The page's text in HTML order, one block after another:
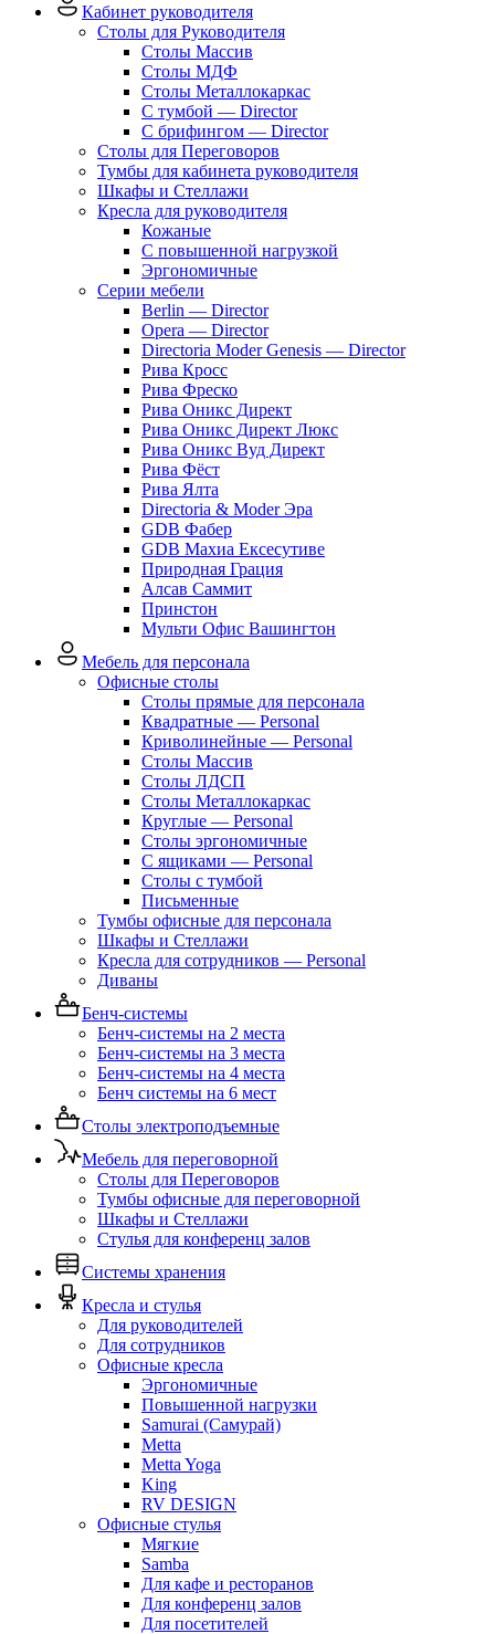
Кабинет руководителя
Столы для Руководителя
Столы Массив
Столы МДФ
Столы Металлокаркас
С тумбой — Director
C брифингом — Director
Столы для Переговоров
Тумбы для кабинета руководителя
Шкафы и Стеллажи
Кресла для руководителя
Кожаные
С повышенной нагрузкой
Эргономичные
Серии мебели
Berlin — Director
Opera — Director
Directoria Moder Genesis — Director
Рива Кросс
Рива Фреско
Рива Оникс Директ
Рива Оникс Директ Люкс
Рива Оникс Вуд Директ
Рива Фёст
Рива Ялта
Directoria & Moder Эра
GDB Фабер
GDB Махиа Ексесутиве
Природная Грация
Алсав Саммит
Принстон
Мульти Офис Вашингтон
Мебель для персонала
Офисные столы
Столы прямые для персонала
Квадратные — Personal
Криволинейные — Personal
Столы Массив
Столы ЛДСП
Столы Металлокаркас
Круглые — Personal
Столы эргономичные
С ящиками — Personal
Столы с тумбой
Письменные
Тумбы офисные для персонала
Шкафы и Стеллажи
Кресла для сотрудников — Personal
Диваны
Бенч-системы
Бенч-системы на 2 места
Бенч-системы на 3 места
Бенч-системы на 4 места
Бенч системы на 6 мест
Столы электроподъемные
Мебель для переговорной
Столы для Переговоров
Тумбы офисные для переговорной
Шкафы и Стеллажи
Стулья для конференц залов
Системы хранения
Кресла и стулья
Для руководителей
Для сотрудников
Офисные кресла
Эргономичные
Повышенной нагрузки
Samurai (Самурай)
Metta
Metta Yoga
King
RV DESIGN
Офисные стулья
Мягкие
Samba
Для кафе и ресторанов
Для конференц залов
Для посетителей